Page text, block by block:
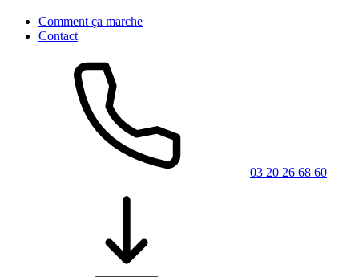
Comment ça marche
Contact
03 20 26 68 60